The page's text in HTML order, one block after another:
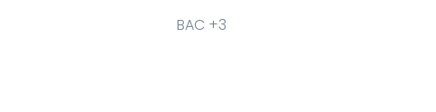
BAC +3